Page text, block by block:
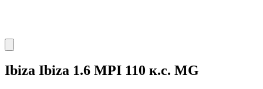
Ibiza Ibiza 1.6 MPI 110 к.с. MG